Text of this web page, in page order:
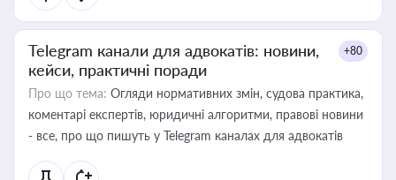
Telegram канали для адвокатів: новини,
кейси, практичні поради
+80
Про що тема: Огляди нормативних змін, судова практика,
коментарі експертів, юридичні алгоритми, правові новини
- все, про що пишуть у Telegram каналах для адвокатів